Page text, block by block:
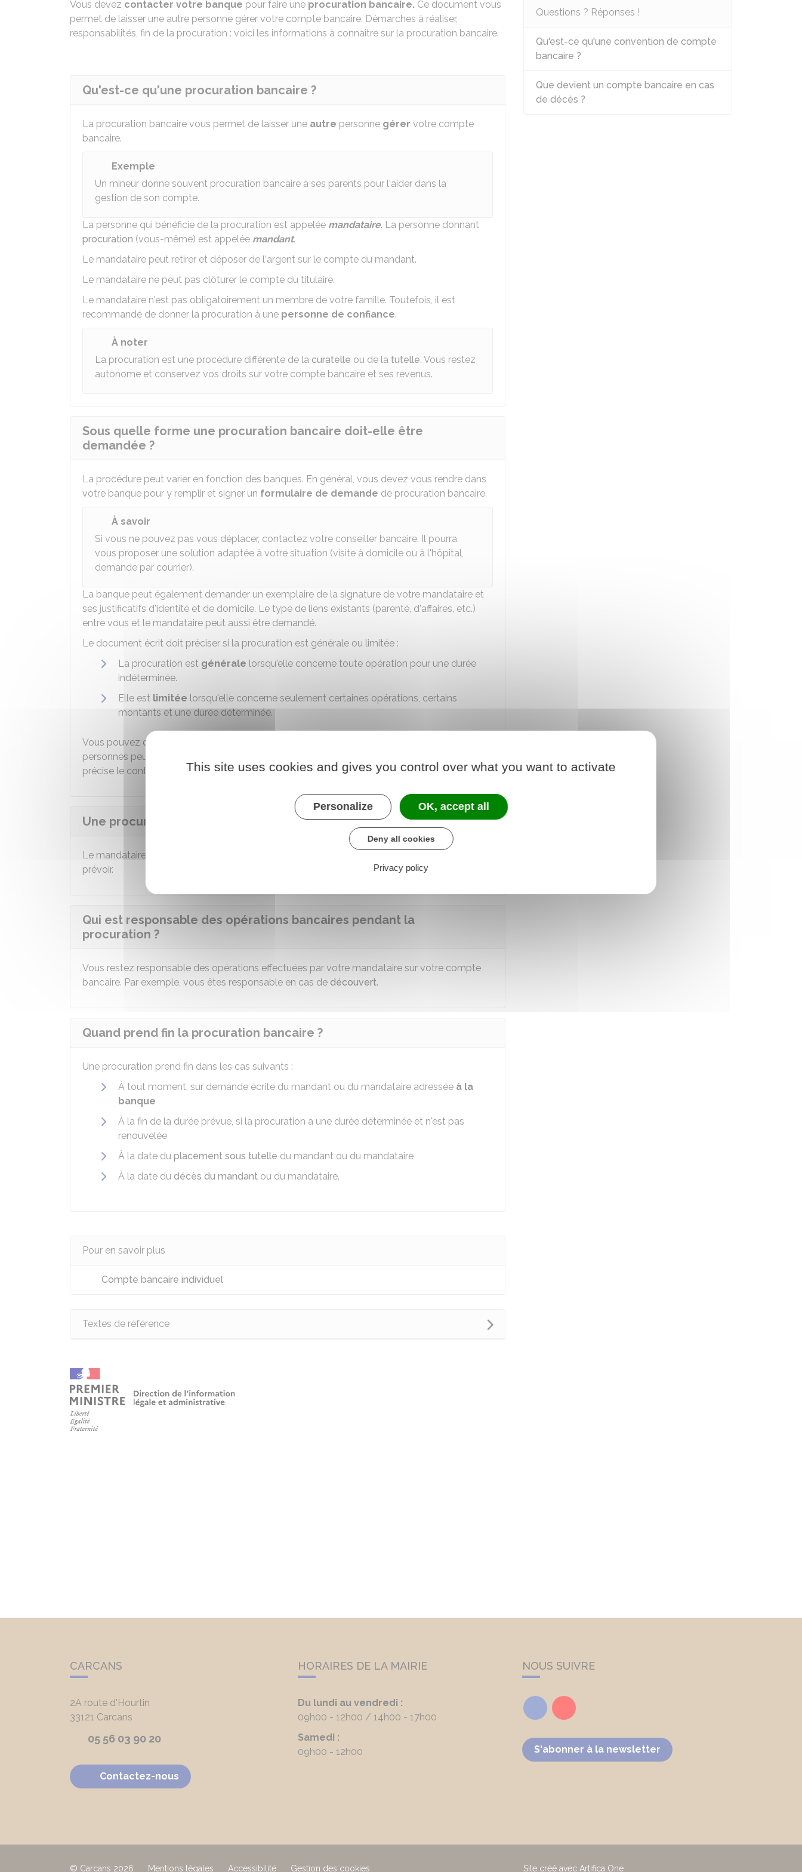
Vous devez contacter votre banque pour faire une procuration bancaire. Ce document vous
permet de laisser une autre personne gérer votre compte bancaire. Démarches à réaliser,
responsabilités, fin de la procuration : voici les informations à connaître sur la procuration bancaire.
Qu'est-ce qu'une procuration bancaire ?
La procuration bancaire vous permet de laisser une autre personne gérer votre compte
bancaire.
Exemple
Un mineur donne souvent procuration bancaire à ses parents pour l'aider dans la
gestion de son compte.
La personne qui bénéficie de la procuration est appelée mandataire. La personne donnant
procuration (vous-même) est appelée mandant.
Le mandataire peut retirer et déposer de l'argent sur le compte du mandant.
Le mandataire ne peut pas clôturer le compte du titulaire.
Le mandataire n'est pas obligatoirement un membre de votre famille. Toutefois, il est
recommandé de donner la procuration à une personne de confiance.
À noter
La procuration est une procédure différente de la curatelle ou de la tutelle. Vous restez
autonome et conservez vos droits sur votre compte bancaire et ses revenus.
Sous quelle forme une procuration bancaire doit-elle être
demandée ?
La procédure peut varier en fonction des banques. En général, vous devez vous rendre dans
votre banque pour y remplir et signer un formulaire de demande de procuration bancaire.
À savoir
Si vous ne pouvez pas vous déplacer, contactez votre conseiller bancaire. Il pourra
vous proposer une solution adaptée à votre situation (visite à domicile ou à l'hôpital,
demande par courrier).
La banque peut également demander un exemplaire de la signature de votre mandataire et
ses justificatifs d'identité et de domicile. Le type de liens existants (parenté, d'affaires, etc.)
entre vous et le mandataire peut aussi être demandé.
Le document écrit doit préciser si la procuration est générale ou limitée :
La procuration est générale lorsqu'elle concerne toute opération pour une durée
indéterminée.
Elle est limitée lorsqu'elle concerne seulement certaines opérations, certains
montants et une durée déterminée.
Vous pouvez donner une procuration sur un même compte à plusieurs mandataires. Ces
personnes peuvent agir séparément, sans se consulter entre elles, sauf si la procuration
précise le contraire.
Une procuration bancaire est-elle payante ?
Le mandataire n'est pas rémunéré pour sa prestation. Toutefois, une convention peut le
prévoir.
Qui est responsable des opérations bancaires pendant la
procuration ?
Vous restez responsable des opérations effectuées par votre mandataire sur votre compte
bancaire. Par exemple, vous êtes responsable en cas de découvert.
Quand prend fin la procuration bancaire ?
Une procuration prend fin dans les cas suivants :
À tout moment, sur demande écrite du mandant ou du mandataire adressée à la
banque
À la fin de la durée prévue, si la procuration a une durée déterminée et n'est pas
renouvelée
À la date du placement sous tutelle du mandant ou du mandataire
À la date du décès du mandant ou du mandataire.
Pour en savoir plus
Compte bancaire individuel
Textes de référence
Questions ? Réponses !
Qu'est-ce qu'une convention de compte
bancaire ?
Que devient un compte bancaire en cas
de décès ?
CARCANS
2A route d'Hourtin
33121 Carcans
05 56 03 90 20
Contactez-nous
HORAIRES DE LA MAIRIE
Du lundi au vendredi :
09h00 - 12h00
14h00 - 17h00
Samedi :
09h00 - 12h00
NOUS SUIVRE
FacebookYoutube
S'abonner à la newsletter
© Carcans 2026 Mentions légales Accessibilité Gestion des cookies Site créé avec Artifica One
This site uses cookies and gives you control over what you want to activate
Personalize OK, accept all
Deny all cookies
Privacy policy